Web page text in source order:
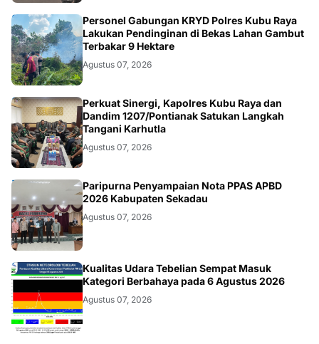
KALBAR
Personel Gabungan KRYD Polres Kubu Raya
Lakukan Pendinginan di Bekas Lahan Gambut
Terbakar 9 Hektare
Agustus 07, 2026
KALBAR
Perkuat Sinergi, Kapolres Kubu Raya dan
Dandim 1207/Pontianak Satukan Langkah
Tangani Karhutla
Agustus 07, 2026
DAERAH
Paripurna Penyampaian Nota PPAS APBD
2026 Kabupaten Sekadau
Agustus 07, 2026
KALBAR
Kualitas Udara Tebelian Sempat Masuk
Kategori Berbahaya pada 6 Agustus 2026
Agustus 07, 2026